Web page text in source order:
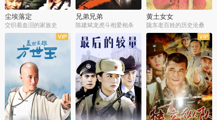
尘埃落定
交织着血泪的家族史
兄弟兄弟
陈建斌龙虎斗相爱相杀
黄土女女
陇东老百姓的历史沧桑
全36集
全28集 全44集